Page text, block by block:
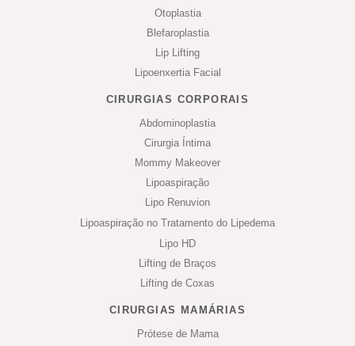
Otoplastia
Blefaroplastia
Lip Lifting
Lipoenxertia Facial
CIRURGIAS CORPORAIS
Abdominoplastia
Cirurgia Íntima
Mommy Makeover
Lipoaspiração
Lipo Renuvion
Lipoaspiração no Tratamento do Lipedema
Lipo HD
Lifting de Braços
Lifting de Coxas
CIRURGIAS MAMÁRIAS
Prótese de Mama